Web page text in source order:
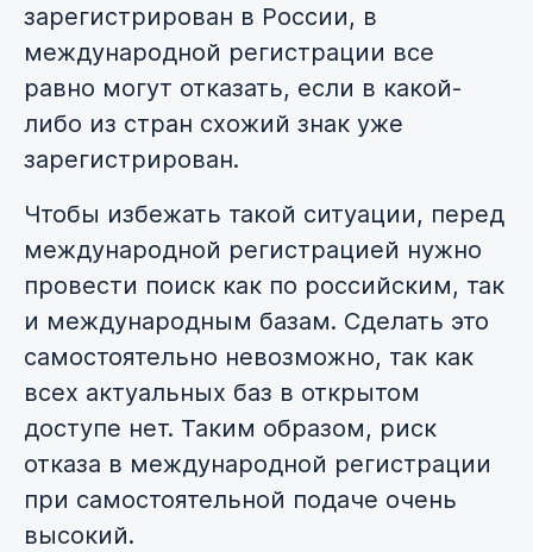
зарегистрирован в России, в
международной регистрации все
равно могут отказать, если в какой-
либо из стран схожий знак уже
зарегистрирован.
Чтобы избежать такой ситуации, перед
международной регистрацией нужно
провести поиск как по российским, так
и международным базам. Сделать это
самостоятельно невозможно, так как
всех актуальных баз в открытом
доступе нет. Таким образом, риск
отказа в международной регистрации
при самостоятельной подаче очень
высокий.